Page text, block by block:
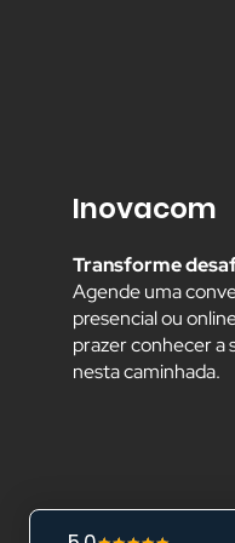
Inovacom
Transforme
Agende uma
presencial ou
prazer conhecer a
nesta caminhada.